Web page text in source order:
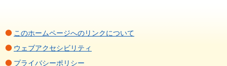
このホームページへのリンクについて
ウェブアクセシビリティ
プライバシーポリシー